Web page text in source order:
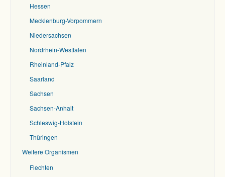
Hessen
Mecklenburg-Vorpommern
Niedersachsen
Nordrhein-Westfalen
Rheinland-Pfalz
Saarland
Sachsen
Sachsen-Anhalt
Schleswig-Holstein
Thüringen
Weitere Organismen
Flechten